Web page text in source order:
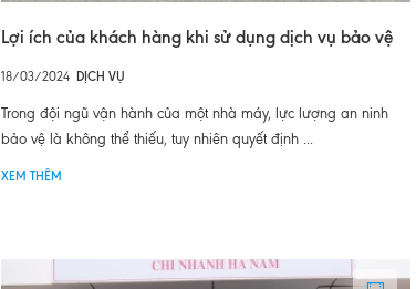
Lợi ích của khách hàng khi sử dụng dịch vụ bảo vệ
18/03/2024 DỊCH VỤ
Trong đội ngũ vận hành của một nhà máy, lực lượng an ninh
bảo vệ là không thể thiếu, tuy nhiên quyết định ...
XEM THÊM